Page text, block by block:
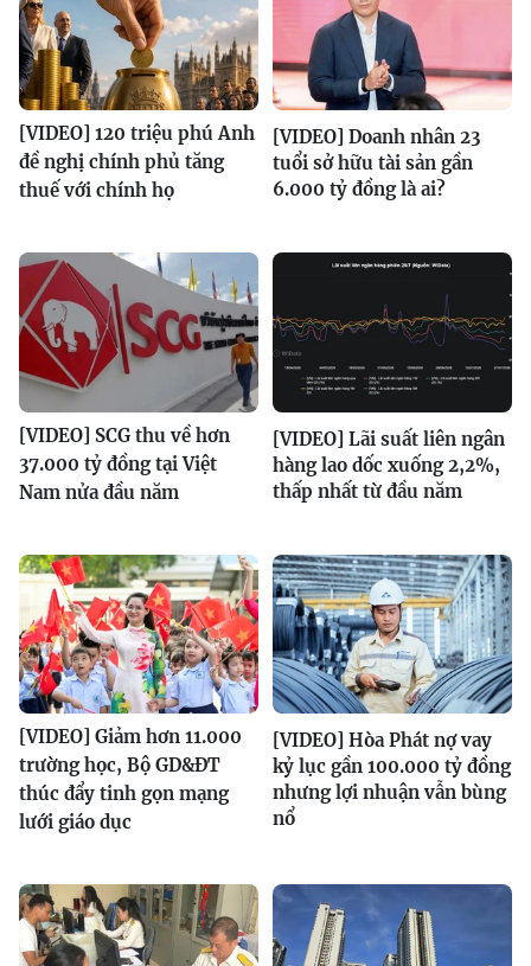
[VIDEO] 120 triệu phú Anh
đề nghị chính phủ tăng
thuế với chính họ
[VIDEO] Doanh nhân 23
tuổi sở hữu tài sản gần
6.000 tỷ đồng là ai?
[VIDEO] SCG thu về hơn
37.000 tỷ đồng tại Việt
Nam nửa đầu năm
[VIDEO] Lãi suất liên ngân
hàng lao dốc xuống 2,2%,
thấp nhất từ đầu năm
[VIDEO] Giảm hơn 11.000
trường học, Bộ GD&ĐT
thúc đẩy tinh gọn mạng
lưới giáo dục
[VIDEO] Hòa Phát nợ vay
kỷ lục gần 100.000 tỷ đồng
nhưng lợi nhuận vẫn bùng
nổ